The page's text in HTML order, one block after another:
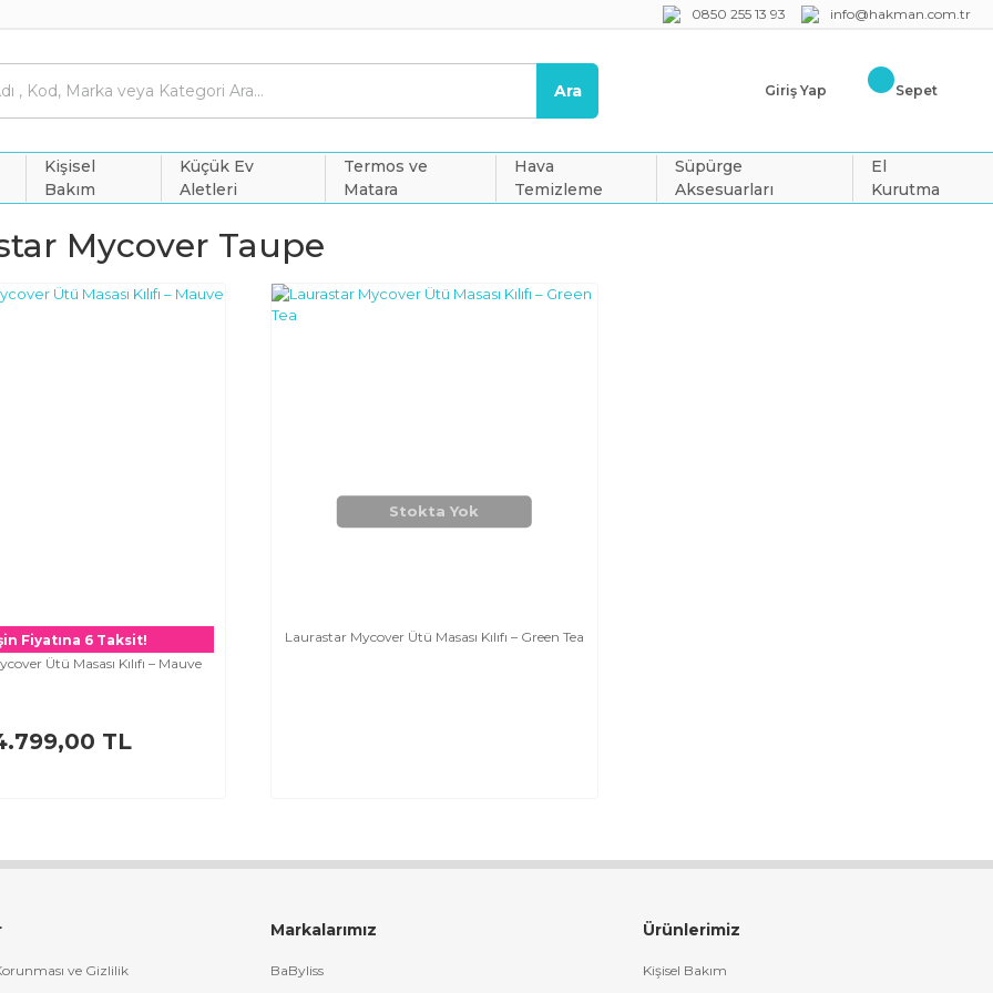
0850 255 13 93 info@hakman.com.tr
Ara Giriş Yap Sepet
Kişisel
Bakım
Küçük Ev
Aletleri
Termos ve
Matara
Hava
Temizleme
Süpürge
Aksesuarları
El
Kurutma
Mycover Taupe
Fiyatına 6 Taksit!
Ütü Masası Kılıfı – Mauve
TL
Stokta Yok
Laurastar Mycover Ütü Masası Kılıfı – Green Tea
ve Gizlilik
Markalarımız
BaByliss
Ürünlerimiz
Kişisel Bakım